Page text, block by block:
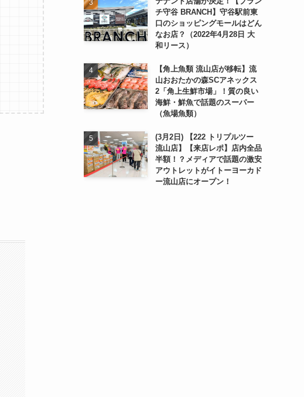
チ守谷 BRANCH】守谷駅前東
口のショッピングモールはどん
なお店？（2022年4月28日 大
和リース）
【角上魚類 流山店が移転】流
山おおたかの森SCアネックス
2「角上生鮮市場」！質の良い
海鮮・鮮魚で話題のスーパー
（魚場魚類）
(3月2日) 【222 トリプルツー
流山店】【来店レポ】店内全品
半額！？メディアで話題の激安
アウトレットがイトーヨーカド
ー流山店にオープン！